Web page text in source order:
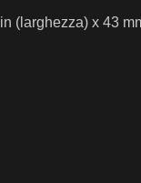
(larghezza) x 43